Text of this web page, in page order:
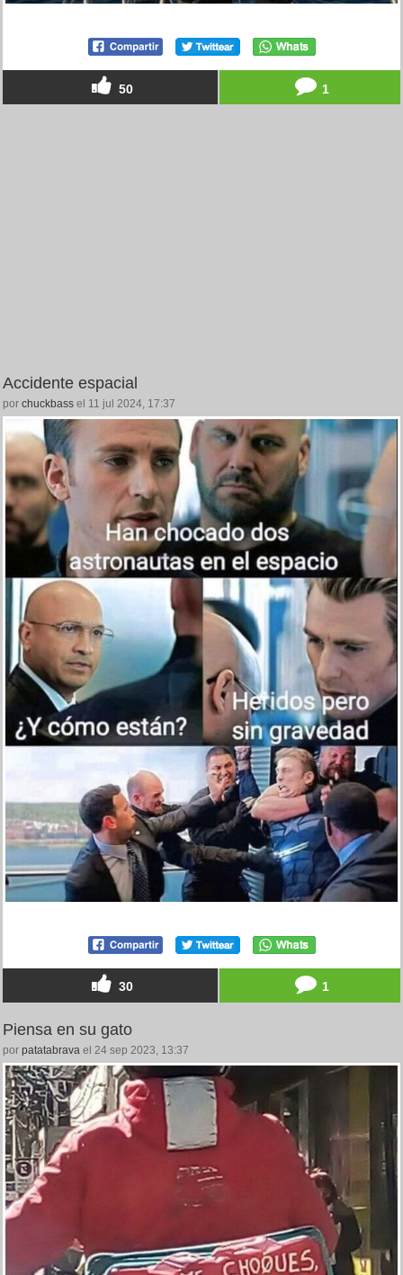
50 1
Accidente espacial
por chuckbass el 11 jul 2024, 17:37
30 1
Piensa en su gato
por patatabrava el 24 sep 2023, 13:37